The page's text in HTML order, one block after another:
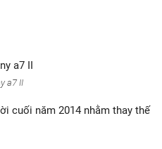
a7 II
cuối năm 2014 nhằm thay thế